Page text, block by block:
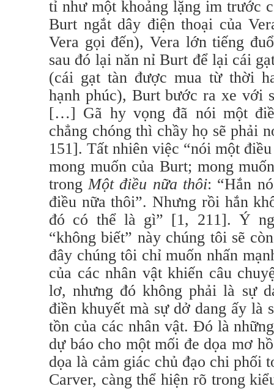
tỉ như một khoảng lặng im trước
Burt ngắt dây điện thoại của
Vera gọi đến), Vera lớn tiếng
sau đó lại năn nỉ Burt để lại cái
(cái gạt tàn được mua từ thời
hạnh phúc), Burt bước ra xe với
[…] Gã hy vọng đã nói một
chẳng chóng thì chầy họ sẽ phải
151]. Tất nhiên việc “nói một
mong muốn của Burt; mong
trongMột điều nữa thôi: “Hắn
điều nữa thôi”. Nhưng rồi hắn
đó có thể là gì” [1, 211]. Ý
“không biết” này chúng tôi sẽ
đây chúng tôi chỉ muốn nhấn
của các nhân vật khiến câu
lơ, nhưng đó không phải là sự
điền khuyết mà sự dở dang ấy là
tồn của các nhân vật. Đó là
dự báo cho một mối đe dọa mơ
dọa là cảm giác chủ đạo chi phối
Carver, càng thể hiện rõ trong